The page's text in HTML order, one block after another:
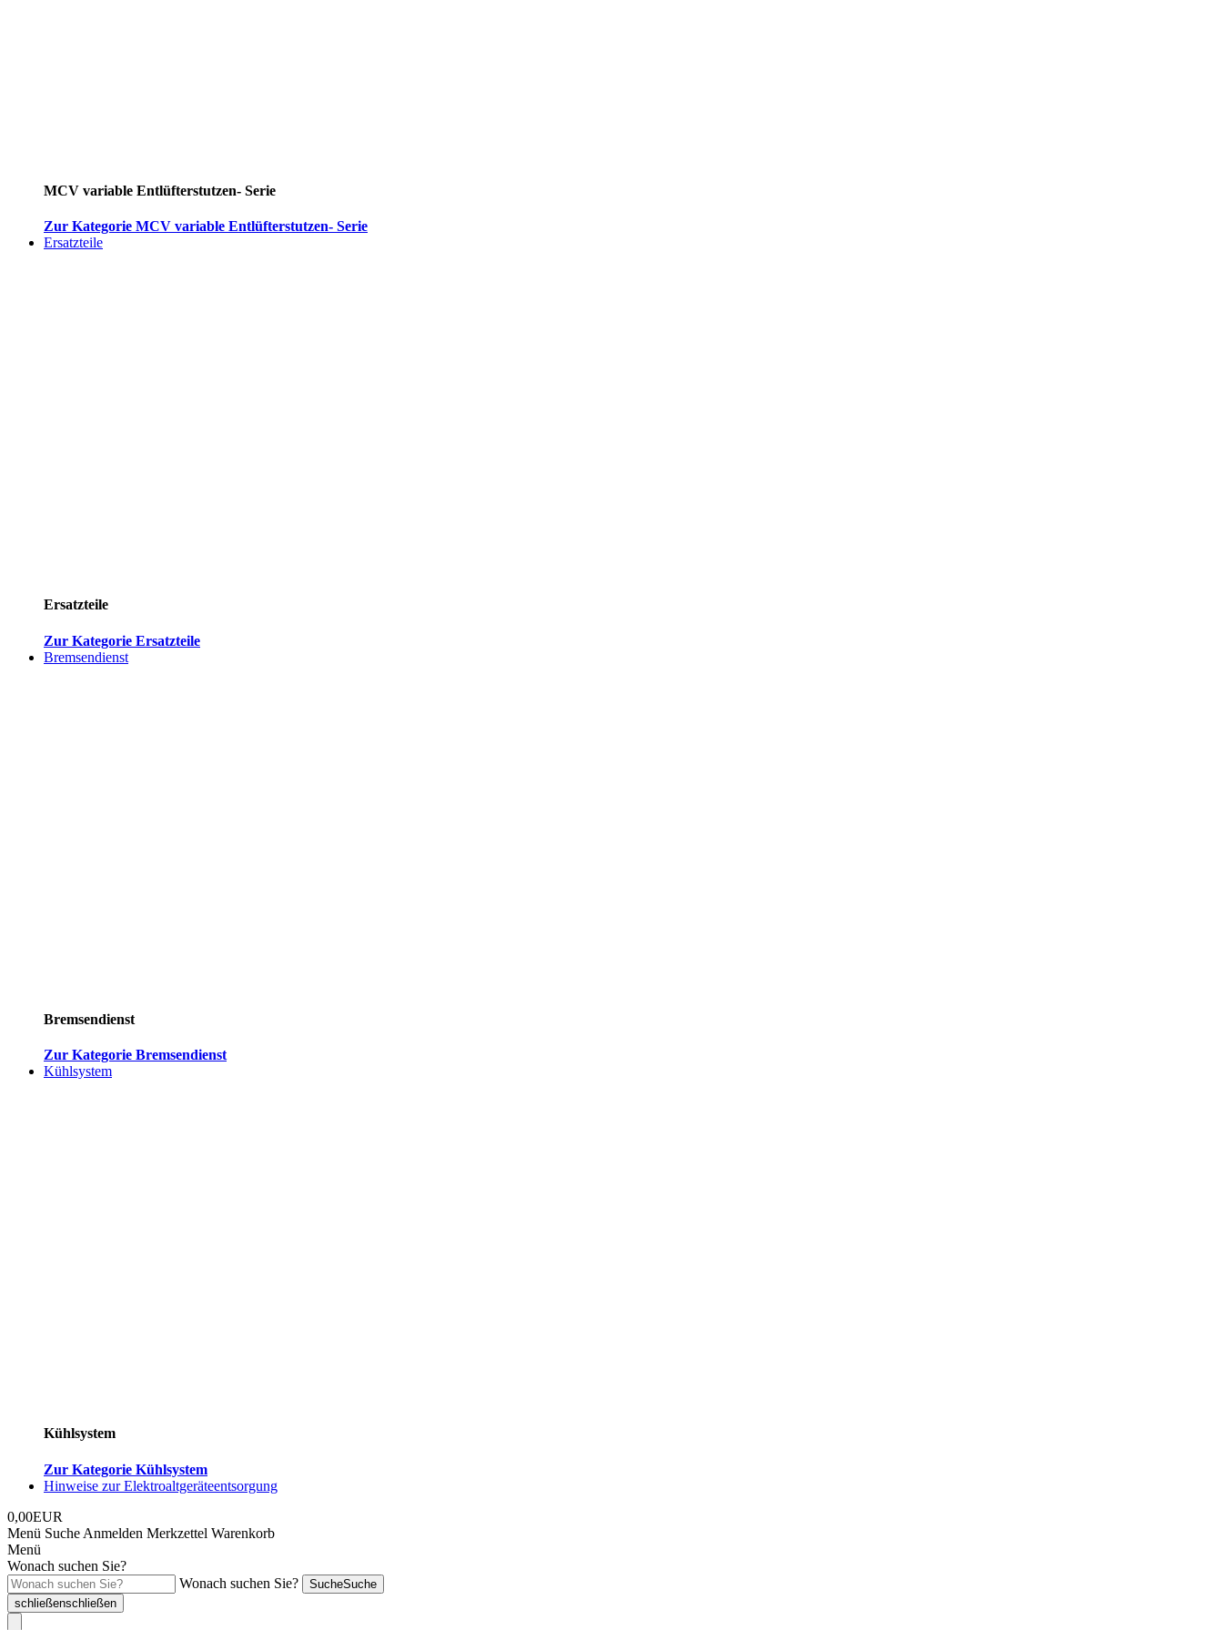
MCV variable Entlüfterstutzen- Serie
Zur Kategorie MCV variable Entlüfterstutzen- Serie
Ersatzteile
Ersatzteile
Zur Kategorie Ersatzteile
Bremsendienst
Bremsendienst
Zur Kategorie Bremsendienst
Kühlsystem
Kühlsystem
Zur Kategorie Kühlsystem
Hinweise zur Elektroaltgeräteentsorgung
0,00EUR
Menü Suche Anmelden Merkzettel Warenkorb
Menü
Wonach suchen Sie?
Wonach suchen Sie?
SucheSuche
schließenschließen